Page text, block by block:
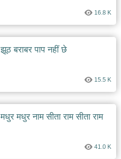
16.8 K
झूठ बराबर पाप नहीं छे
15.5 K
मधुर मधुर नाम सीता राम सीता राम
41.0 K